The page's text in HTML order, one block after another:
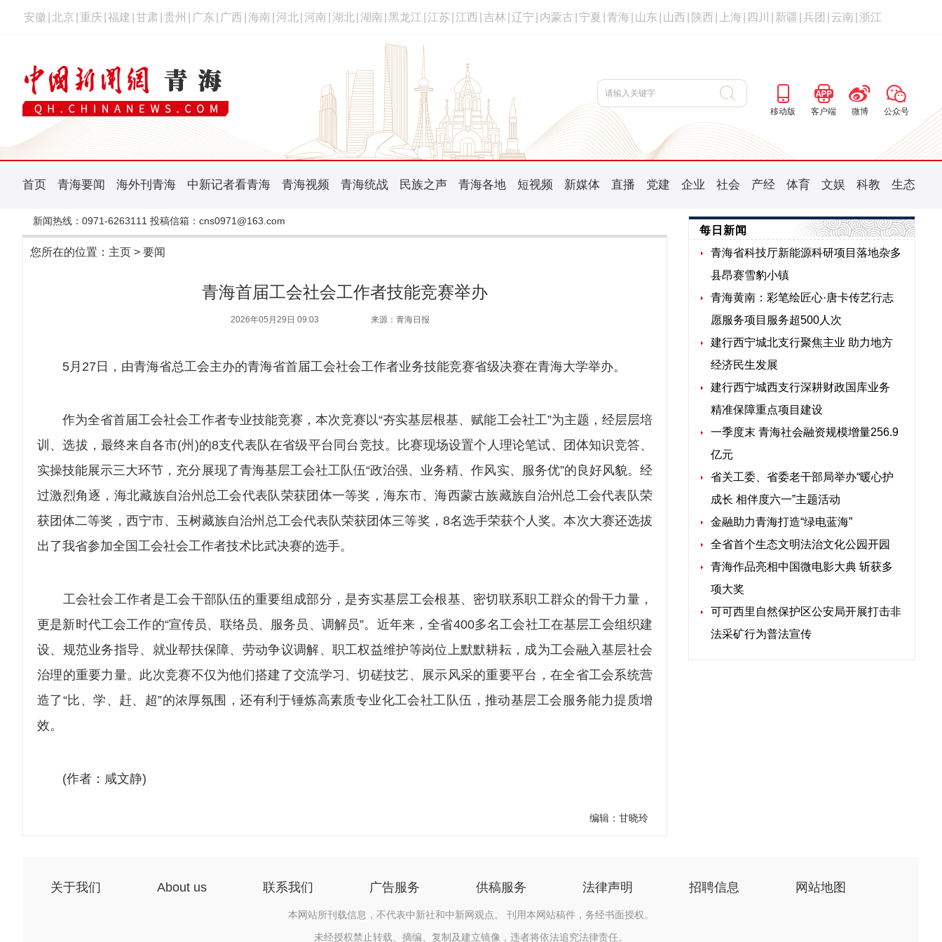
安徽 北京 重庆 福建 甘肃 贵州 广东 广西 海南 河北 河南 湖北 湖南 黑龙江 江苏 江西 吉林 辽宁 内蒙古 宁夏 青海 山东 山西 陕西 上海 四川 新疆 兵团 云南 浙江
移动版 客户端 微博 公众号
首页 青海要闻 海外刊青海 中新记者看青海 青海视频 青海统战 民族之声 青海各地 短视频 新媒体 直播 党建 企业 社会 产经 体育 文娱 科教 生态
新闻热线：0971-6263111 投稿信箱：cns0971@163.com
您所在的位置： 主页 > 要闻
青海首届工会社会工作者技能竞赛举办
2026年05月29日 09:03 来源：青海日报
5月27日，由青海省总工会主办的青海省首届工会社会工作者业务技能竞赛省级决赛在青海大学举办。
作为全省首届工会社会工作者专业技能竞赛，本次竞赛以“夯实基层根基、赋能工会社工”为主题，经层层培
训、选拔，最终来自各市(州)的8支代表队在省级平台同台竞技。比赛现场设置个人理论笔试、团体知识竞答、
实操技能展示三大环节，充分展现了青海基层工会社工队伍“政治强、业务精、作风实、服务优”的良好风貌。经
过激烈角逐，海北藏族自治州总工会代表队荣获团体一等奖，海东市、海西蒙古族藏族自治州总工会代表队荣
获团体二等奖，西宁市、玉树藏族自治州总工会代表队荣获团体三等奖，8名选手荣获个人奖。本次大赛还选拔
出了我省参加全国工会社会工作者技术比武决赛的选手。
工会社会工作者是工会干部队伍的重要组成部分，是夯实基层工会根基、密切联系职工群众的骨干力量，
更是新时代工会工作的“宣传员、联络员、服务员、调解员”。近年来，全省400多名工会社工在基层工会组织建
设、规范业务指导、就业帮扶保障、劳动争议调解、职工权益维护等岗位上默默耕耘，成为工会融入基层社会
治理的重要力量。此次竞赛不仅为他们搭建了交流学习、切磋技艺、展示风采的重要平台，在全省工会系统营
造了“比、学、赶、超”的浓厚氛围，还有利于锤炼高素质专业化工会社工队伍，推动基层工会服务能力提质增
效。
(作者：咸文静)
编辑：甘晓玲
每日新闻
青海省科技厅新能源科研项目落地杂多
县昂赛雪豹小镇
青海黄南：彩笔绘匠心·唐卡传艺行志
愿服务项目服务超500人次
建行西宁城北支行聚焦主业 助力地方
经济民生发展
建行西宁城西支行深耕财政国库业务
精准保障重点项目建设
一季度末 青海社会融资规模增量256.9
亿元
省关工委、省委老干部局举办“暖心护
成长 相伴度六一”主题活动
金融助力青海打造“绿电蓝海”
全省首个生态文明法治文化公园开园
青海作品亮相中国微电影大典 斩获多
项大奖
可可西里自然保护区公安局开展打击非
法采矿行为普法宣传
关于我们 About us 联系我们 广告服务 供稿服务 法律声明 招聘信息 网站地图
本网站所刊载信息，不代表中新社和中新网观点。 刊用本网站稿件，务经书面授权。
未经授权禁止转载、摘编、复制及建立镜像，违者将依法追究法律责任。